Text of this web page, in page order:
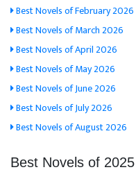
Best Novels of February 2026
Best Novels of March 2026
Best Novels of April 2026
Best Novels of May 2026
Best Novels of June 2026
Best Novels of July 2026
Best Novels of August 2026
Best Novels of 2025